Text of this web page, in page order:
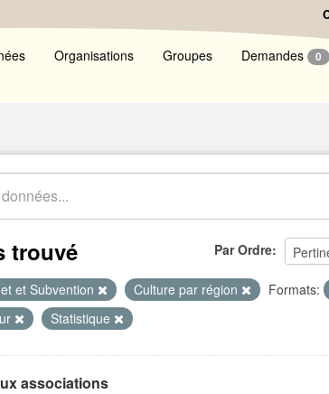
Organisations Groupes Demandes 0
Par Ordre
trouvé
et Subvention Culture par région Formats:
Statistique
associations